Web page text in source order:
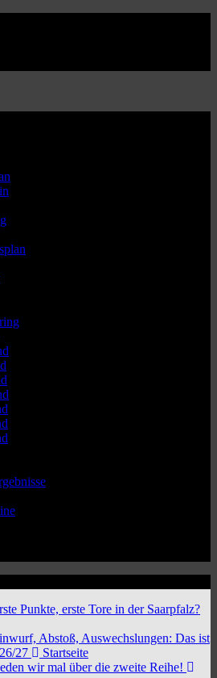
Punkte, erste Tore in der Saarpfalz?
Abstoß, Auswechslungen: Das ist
27
Startseite
wir mal über die zweite Reihe!